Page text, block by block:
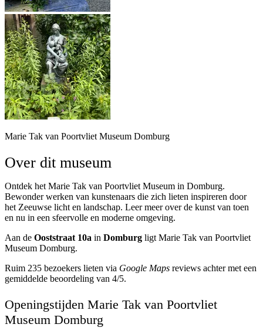
Marie Tak van Poortvliet Museum Domburg
Over dit museum
Ontdek het Marie Tak van Poortvliet Museum in Domburg.
Bewonder werken van kunstenaars die zich lieten inspireren door
het Zeeuwse licht en landschap. Leer meer over de kunst van toen
en nu in een sfeervolle en moderne omgeving.
Aan de Ooststraat 10a in Domburg ligt Marie Tak van Poortvliet
Museum Domburg.
Ruim 235 bezoekers lieten via Google Maps reviews achter met een
gemiddelde beoordeling van 4/5.
Openingstijden Marie Tak van Poortvliet
Museum Domburg